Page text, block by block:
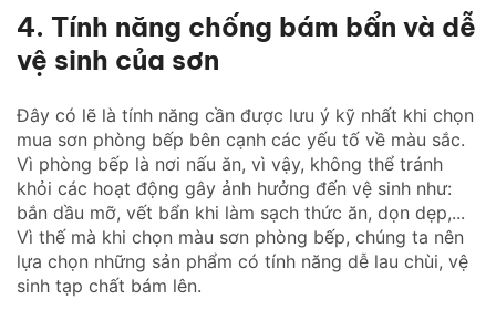
4. Tính năng chống bám bẩn và dễ
vệ sinh của sơn
Đây có lẽ là tính năng cần được lưu ý kỹ nhất khi chọn
mua sơn phòng bếp bên cạnh các yếu tố về màu sắc.
Vì phòng bếp là nơi nấu ăn, vì vậy, không thể tránh
khỏi các hoạt động gây ảnh hưởng đến vệ sinh như:
bắn dầu mỡ, vết bẩn khi làm sạch thức ăn, dọn dẹp,...
Vì thế mà khi chọn màu sơn phòng bếp, chúng ta nên
lựa chọn những sản phẩm có tính năng dễ lau chùi, vệ
sinh tạp chất bám lên.